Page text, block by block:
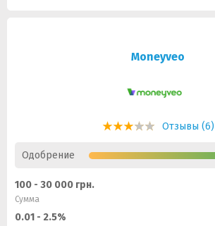
Moneyveo
Отзывы (6)
Одобрение
100 - 30 000 грн.
Сумма
0.01 - 2.5%